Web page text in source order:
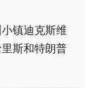
镇迪克斯维
斯和特朗普